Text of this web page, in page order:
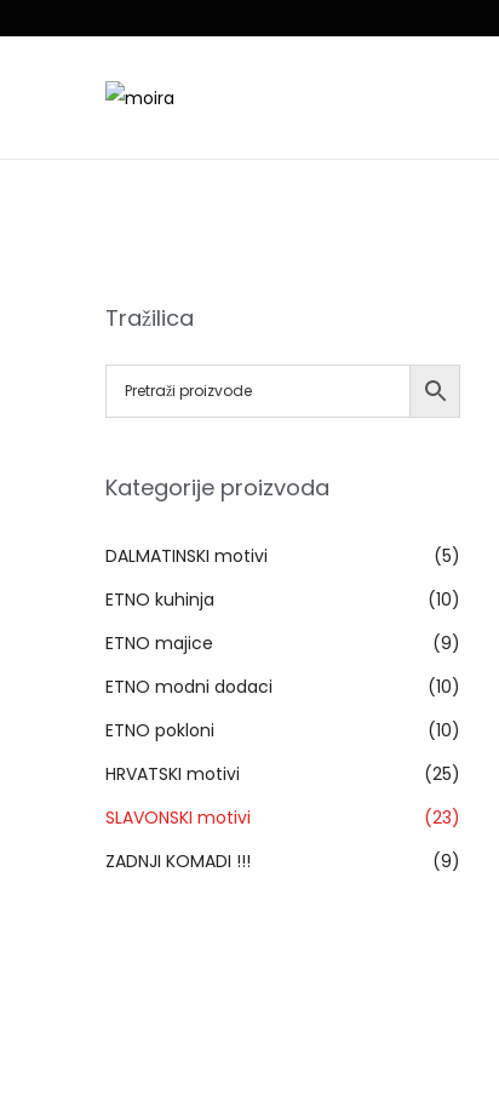
Tražilica
Kategorije proizvoda
DALMATINSKI motivi
(5)
ETNO kuhinja
(10)
ETNO majice
(9)
ETNO modni dodaci
(10)
ETNO pokloni
(10)
HRVATSKI motivi
(25)
SLAVONSKI motivi
(23)
ZADNJI KOMADI !!!
(9)